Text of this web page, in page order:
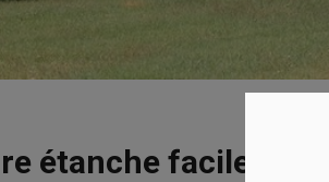
étanche facilement